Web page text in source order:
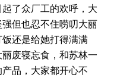
了众厂工的欢呼，大
但也忍不住唠叨大丽
还是给她打得满满
废寝忘食，和苏林一
品，大家都开心不